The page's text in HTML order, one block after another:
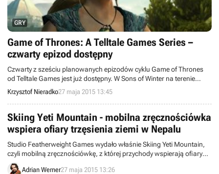
GRY
Game of Thrones: A Telltale Games Series –
czwarty epizod dostępny
Czwarty z sześciu planowanych epizodów cyklu Game of Thrones
od Telltale Games jest już dostępny. W Sons of Winter na terenie
Europy mogą zagrać na razie jedynie posiadacze pecetów – wkrótce
produkcja ukaże się również na pozostałych platformach. Co więcej,
okazuje się, że wspomniany deweloper nawiązał ścisłą współpracę
z platformą GOG.com.
Krzysztof Nieradko27 maja 2015 13:45
Skiing Yeti Mountain - mobilna zręcznościówka
wspiera ofiary trzęsienia ziemi w Nepalu
Studio Featherweight Games wydało właśnie Skiing Yeti Mountain,
czyli mobilną zręcznościówkę, z której przychody wspierają ofiary
niedawnego trzęsienia ziemi w Nepalu.
Adrian Werner27 maja 2015 13:26